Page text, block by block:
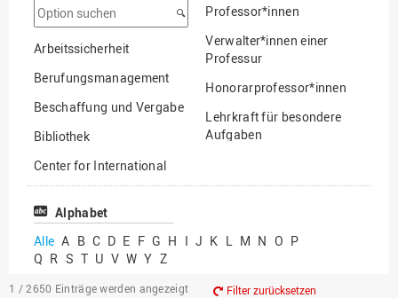
Option
suchen
Arbeitssicherheit
Berufungsmanagement
Beschaffung und Vergabe
Bibliothek
Center for International
Mobility
Center for International
Chancengerechtigkeit
eLearning Competence
Professor*innen
Verwalter*innen einer
Professur
Honorarprofessor*innen
Lehrkraft für besondere
Aufgaben
Professor*innen im
Alphabet
Alle A B C D E F G H I J K L M N O P
Q R S T U V W Y Z
1 / 2650 Einträge werden angezeigt Filter zurücksetzen